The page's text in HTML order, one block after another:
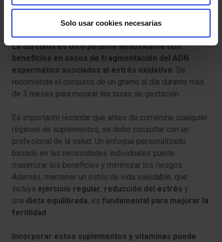
Solo usar cookies necesarias
La cúrcuma es otro potente antioxidante con
beneficios en casos de fragmentación del ADN
espermático asociados al estrés oxidativo. Se
recomienda el consumo de un gramo al día durante más
de 3 meses para mejorar las tasas de gestación.
Es importante recordar que antes de comenzar cualquier
régimen de suplementos, se debe consultar con un
profesional de la salud. Un enfoque personalizado
basado en las necesidades individuales puede
maximizar los beneficios y minimizar los riesgos.
Además, mantener un estilo de vida saludable, que
incluya ejercicio regular, reducción del estrés y
una dieta equilibrada, es fundamental para mejorar la
fertilidad .
Incorporar estos suplementos y vitaminas puede